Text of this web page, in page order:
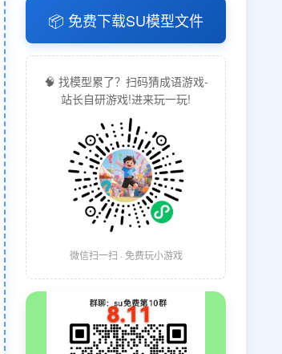
📦 免费下载SU模型文件
🧠 找模型累了？扫码猜成语游戏-
站长自研游戏!进来玩一玩!
微信扫一扫 · 免费玩小游戏